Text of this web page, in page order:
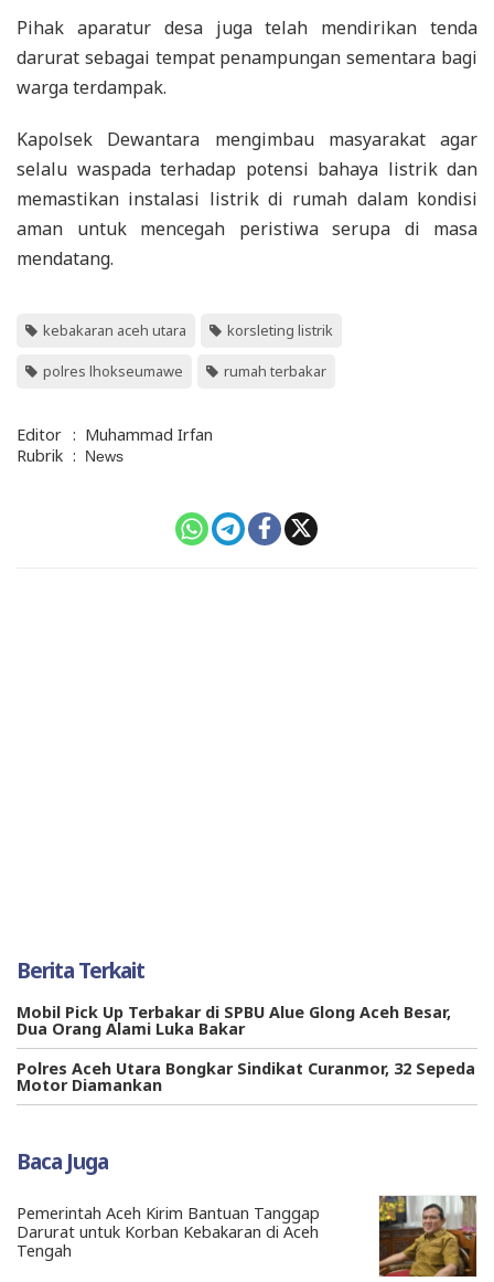
Pihak aparatur desa juga telah mendirikan tenda
darurat sebagai tempat penampungan sementara bagi
warga terdampak.
Kapolsek Dewantara mengimbau masyarakat agar
selalu waspada terhadap potensi bahaya listrik dan
memastikan instalasi listrik di rumah dalam kondisi
aman untuk mencegah peristiwa serupa di masa
mendatang.
kebakaran aceh utara korsleting listrik
polres lhokseumawe rumah terbakar
Editor : Muhammad Irfan
Rubrik : News
Berita Terkait
Mobil Pick Up Terbakar di SPBU Alue Glong Aceh Besar,
Dua Orang Alami Luka Bakar
Polres Aceh Utara Bongkar Sindikat Curanmor, 32 Sepeda
Motor Diamankan
Baca Juga
Pemerintah Aceh Kirim Bantuan Tanggap
Darurat untuk Korban Kebakaran di Aceh
Tengah